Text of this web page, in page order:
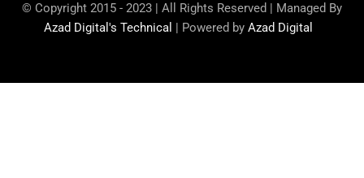
© Copyright 2015 - 2023 | All Rights Reserved | Managed By
Azad Digital's Technical | Powered by Azad Digital